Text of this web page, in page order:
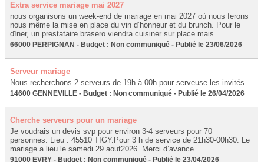
Extra service mariage mai 2027
nous organisons un week-end de mariage en mai 2027 où nous ferons
nous même la mise en place du vin d’honneur et du brunch. Pour le
dîner, un prestataire brasero viendra cuisiner sur place mais...
66000 PERPIGNAN - Budget : Non communiqué - Publié le 23/06/2026
Serveur mariage
Nous recherchons 2 serveurs de 19h à 00h pour serveuse les invités
14600 GENNEVILLE - Budget : Non communiqué - Publié le 26/04/2026
Cherche serveurs pour un mariage
Je voudrais un devis svp pour environ 3-4 serveurs pour 70
personnes. Lieu : 45510 TIGY.Pour 3 h de service de 21h30-00h30. Le
mariage a lieu le samedi 29 aout2026. Merci d’avance.
91000 EVRY - Budget : Non communiqué - Publié le 23/04/2026